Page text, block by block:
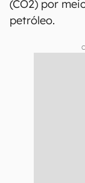
(CO2) por
petróleo.